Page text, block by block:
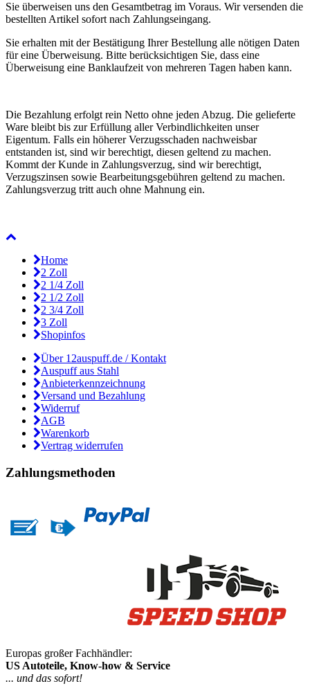
Sie überweisen uns den Gesamtbetrag im Voraus. Wir versenden die
bestellten Artikel sofort nach Zahlungseingang.
Sie erhalten mit der Bestätigung Ihrer Bestellung alle nötigen Daten
für eine Überweisung. Bitte berücksichtigen Sie, dass eine
Überweisung eine Banklaufzeit von mehreren Tagen haben kann.
Die Bezahlung erfolgt rein Netto ohne jeden Abzug. Die gelieferte
Ware bleibt bis zur Erfüllung aller Verbindlichkeiten unser
Eigentum. Falls ein höherer Verzugsschaden nachweisbar
entstanden ist, sind wir berechtigt, diesen geltend zu machen.
Kommt der Kunde in Zahlungsverzug, sind wir berechtigt,
Verzugszinsen sowie Bearbeitungsgebühren geltend zu machen.
Zahlungsverzug tritt auch ohne Mahnung ein.
Home
2 Zoll
2 1/4 Zoll
2 1/2 Zoll
2 3/4 Zoll
3 Zoll
Shopinfos
Über 12auspuff.de / Kontakt
Auspuff aus Stahl
Anbieterkennzeichnung
Versand und Bezahlung
Widerruf
AGB
Warenkorb
Vertrag widerrufen
Zahlungsmethoden
Europas großer Fachhändler:
US Autoteile, Know-how & Service
... und das sofort!